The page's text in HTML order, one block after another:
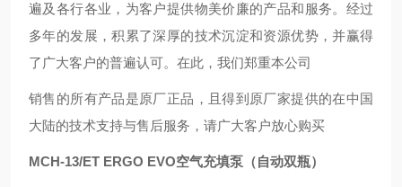
遍及各行各业，为客户提供物美价廉的产品和服务。经过
多年的发展，积累了深厚的技术沉淀和资源优势，并赢得
了广大客户的普遍认可。在此，我们郑重本公司
销售的所有产品是原厂正品，且得到原厂家提供的在中国
大陆的技术支持与售后服务，请广大客户放心购买
MCH-13/ET ERGO EVO空气充填泵（自动双瓶）